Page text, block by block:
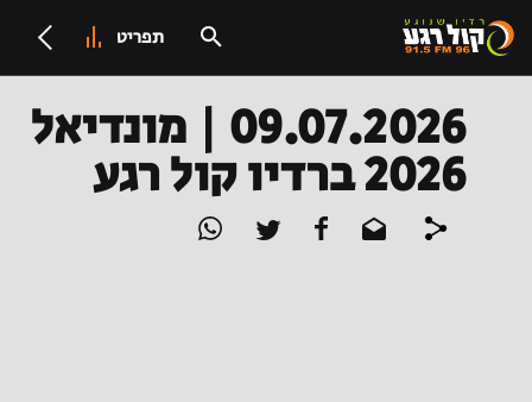
תפריט
09.07.2026 | מונדיאל
2026 ברדיו קול רגע